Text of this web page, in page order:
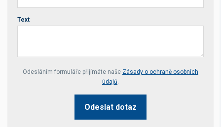
Text
Your website *
Odesláním formuláře přijímáte naše Zásady o ochraně osobních
údajů.
Odeslat dotaz